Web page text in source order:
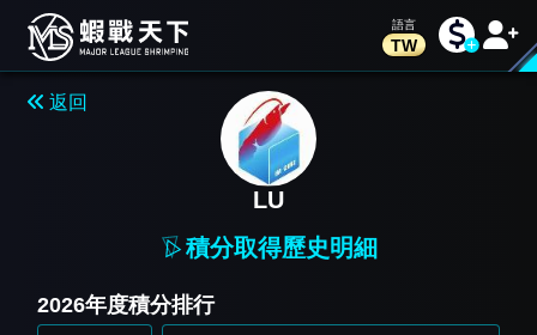
TW
返回
LU
積分取得歷史明細
2026年度積分排行